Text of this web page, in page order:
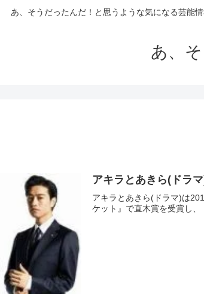
あ、そうだったんだ！と思うような気になる芸能
あ、
アキラとあきら(ドラ
アキラとあきら(ドラマ)は
ケット』で直木賞を受賞し